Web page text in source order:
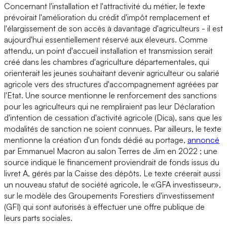
Concernant l'installation et l'attractivité du métier, le texte
prévoirait l'amélioration du crédit d'impôt remplacement et
l'élargissement de son accès à davantage d'agriculteurs - il est
aujourd'hui essentiellement réservé aux éleveurs. Comme
attendu, un point d'accueil installation et transmission serait
créé dans les chambres d'agriculture départementales, qui
orienterait les jeunes souhaitant devenir agriculteur ou salarié
agricole vers des structures d'accompagnement agréées par
l'Etat. Une source mentionne le renforcement des sanctions
pour les agriculteurs qui ne rempliraient pas leur Déclaration
d'intention de cessation d'activité agricole (Dica), sans que les
modalités de sanction ne soient connues. Par ailleurs, le texte
mentionne la création d'un fonds dédié au portage, annoncé
par Emmanuel Macron au salon Terres de Jim en 2022 ; une
source indique le financement proviendrait de fonds issus du
livret A, gérés par la Caisse des dépôts. Le texte créerait aussi
un nouveau statut de société agricole, le «GFA investisseur»,
sur le modèle des Groupements Forestiers d'investissement
(GFI) qui sont autorisés à effectuer une offre publique de
leurs parts sociales.